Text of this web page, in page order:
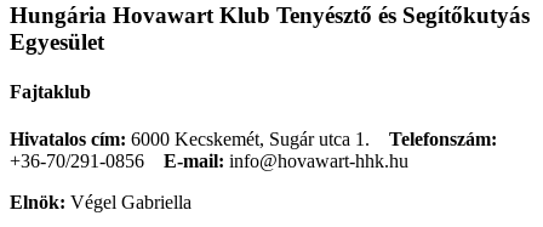
Hungária Hovawart Klub Tenyésztő és Segítőkutyás
Egyesület
Fajtaklub
Hivatalos cím: 6000 Kecskemét, Sugár utca 1. Telefonszám:
+36-70/291-0856
E-mail: info@hovawart-hhk.hu
Elnök: Végel Gabriella